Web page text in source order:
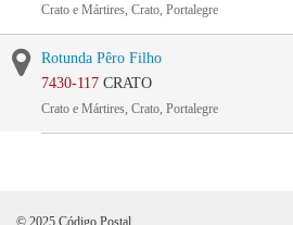
Crato e Mártires, Crato, Portalegre
Rotunda Pêro Filho
7430-117 CRATO
Crato e Mártires, Crato, Portalegre
© 2025 Código Postal